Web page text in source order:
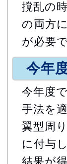
撹乱の
の両方
が必要
今年
今年度
手法を
翼型周
に付与
結果が